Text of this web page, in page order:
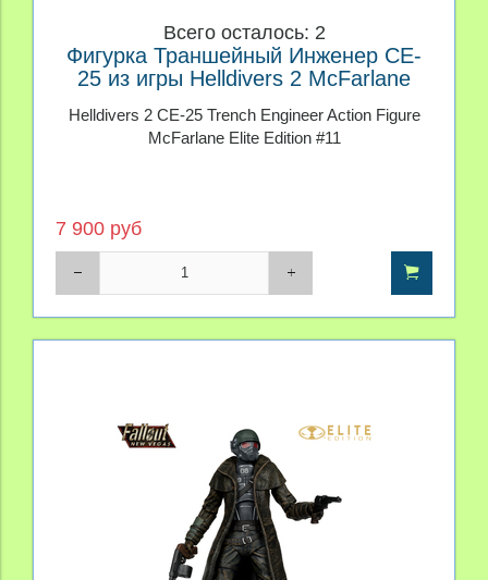
Всего осталось: 2
Фигурка Траншейный Инженер CE-
25 из игры Helldivers 2 McFarlane
Helldivers 2 CE-25 Trench Engineer Action Figure
McFarlane Elite Edition #11
7 900 руб